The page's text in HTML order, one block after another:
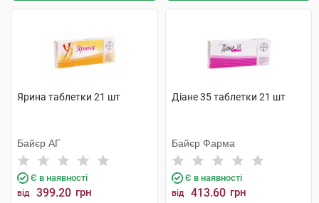
Ярина таблетки 21 шт
Байєр АГ
Є в наявності
від 399.20 грн
Діане 35 таблетки 21 шт
Байєр Фарма
Є в наявності
від 413.60 грн